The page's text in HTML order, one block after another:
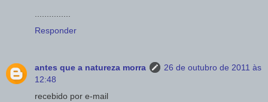
Responder
antes que a natureza morra
26 de outubro de 2011 às
12:48
recebido por e-mail